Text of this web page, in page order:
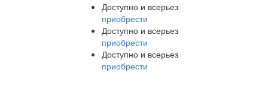
Доступно и всерьез
приобрести
Доступно и всерьез
приобрести
Доступно и всерьез
приобрести